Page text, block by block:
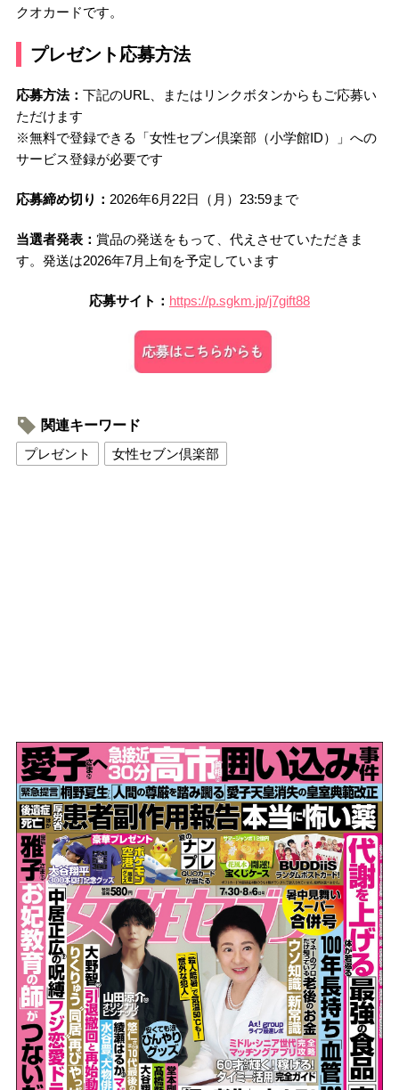
クオカードです。
プレゼント応募方法
応募方法： 下記のURL、またはリンクボタンからもご応募い
ただけます
※無料で登録できる「女性セブン倶楽部（小学館ID）」への
サービス登録が必要です
応募締め切り： 2026年6月22日（月）23:59まで
当選者発表： 賞品の発送をもって、代えさせていただきま
す。発送は2026年7月上旬を予定しています
応募サイト： https://p.sgkm.jp/j7gift88
関連キーワード
プレゼント
女性セブン倶楽部